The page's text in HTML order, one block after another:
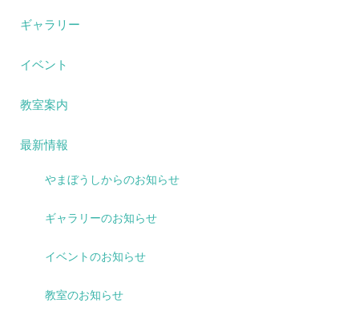
ギャラリー
イベント
教室案内
最新情報
やまぼうしからのお知らせ
ギャラリーのお知らせ
イベントのお知らせ
教室のお知らせ